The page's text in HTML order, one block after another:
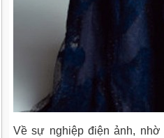
Về sự nghiệp điện ảnh,